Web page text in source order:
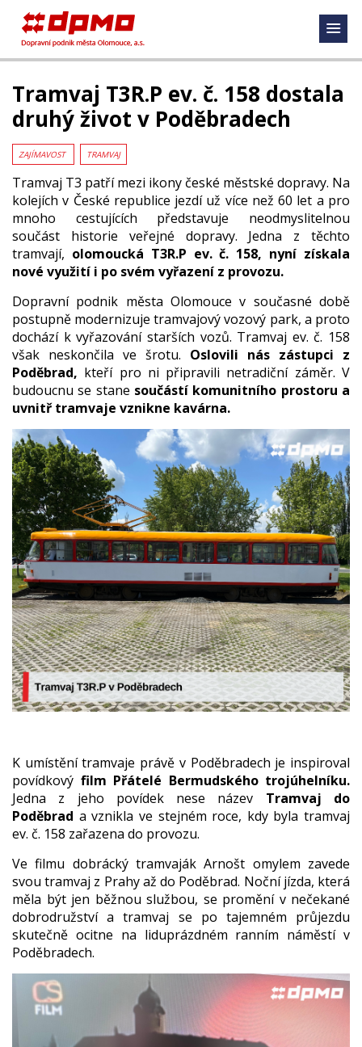
Tramvaj T3R.P ev. č. 158 dostala
druhý život v Poděbradech
ZAJÍMAVOST TRAMVAJ
Tramvaj T3 patří mezi ikony české městské dopravy. Na
kolejích v České republice jezdí už více než 60 let a pro
mnoho cestujících představuje neodmyslitelnou
součást historie veřejné dopravy. Jedna z těchto
tramvají, olomoucká T3R.P ev. č. 158, nyní získala
nové využití i po svém vyřazení z provozu.
Dopravní podnik města Olomouce v současné době
postupně modernizuje tramvajový vozový park, a proto
dochází k vyřazování starších vozů. Tramvaj ev. č. 158
však neskončila ve šrotu. Oslovili nás zástupci z
Poděbrad, kteří pro ni připravili netradiční záměr. V
budoucnu se stane součástí komunitního prostoru a
uvnitř tramvaje vznikne kavárna.
K umístění tramvaje právě v Poděbradech je inspiroval
povídkový film Přátelé Bermudského trojúhelníku.
Jedna z jeho povídek nese název Tramvaj do
Poděbrad a vznikla ve stejném roce, kdy byla tramvaj
ev. č. 158 zařazena do provozu.
Ve filmu dobrácký tramvaják Arnošt omylem zavede
svou tramvaj z Prahy až do Poděbrad. Noční jízda, která
měla být jen běžnou službou, se promění v nečekané
dobrodružství a tramvaj se po tajemném průjezdu
skutečně ocitne na liduprázdném ranním náměstí v
Poděbradech.